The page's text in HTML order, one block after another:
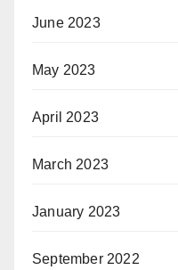
June 2023
May 2023
April 2023
March 2023
January 2023
September 2022